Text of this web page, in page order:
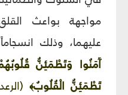
مواجهة بواعث
عليهما، وذلك
آَمَنُوا وَتَطْمَئِنُّ
تَطْمَئِنُّ الْقُلُوبُ﴾ (الرعد: